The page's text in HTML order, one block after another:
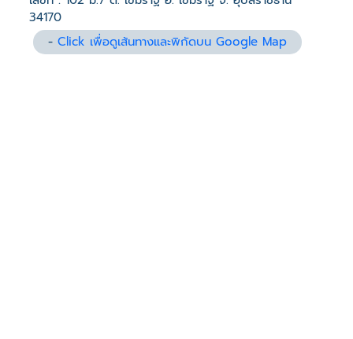
34170
-Click เพื่อดูเส้นทางและพิกัดบน Google Map